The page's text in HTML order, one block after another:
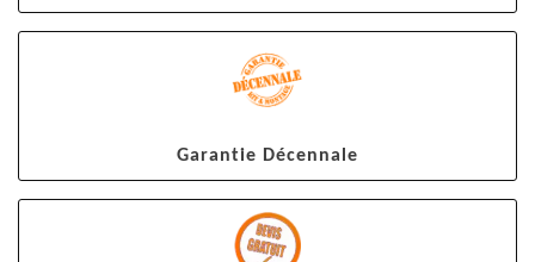
Garantie Décennale